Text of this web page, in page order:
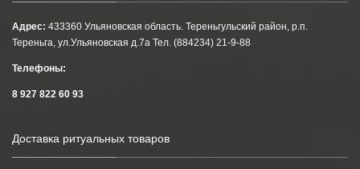
Адрес: 433360 Ульяновская область. Тереньгульский район, р.п.
Тереньга, ул.Ульяновская д.7а Тел. (884234) 21-9-88
Телефоны:
8 927 822 60 93
Доставка ритуальных товаров